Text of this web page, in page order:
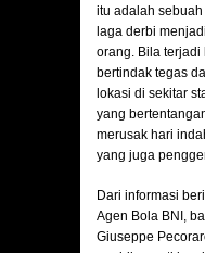
itu adalah
laga derbi
orang. Bila terjadi
bertindak tegas
lokasi di sekitar
yang
merusak hari
yang juga
Dari informasi
Agen Bola BNI,
Giuseppe